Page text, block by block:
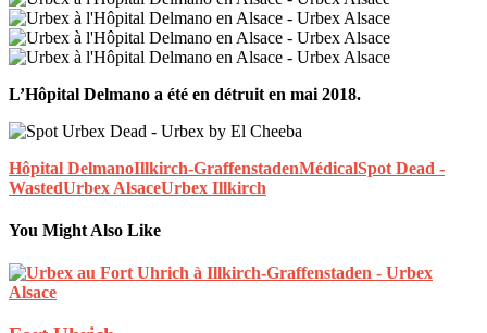
L’Hôpital Delmano a été en détruit en mai 2018.
Hôpital DelmanoIllkirch-GraffenstadenMédicalSpot Dead -
WastedUrbex AlsaceUrbex Illkirch
You Might Also Like